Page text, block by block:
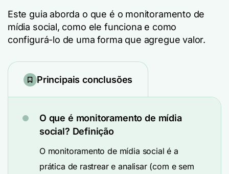
Este guia aborda o que é o monitoramento de
mídia social, como ele funciona e como
configurá-lo de uma forma que agregue valor.
Principais conclusões
O que é monitoramento de mídia
social? Definição
O monitoramento de mídia social é a
prática de rastrear e analisar (com e sem